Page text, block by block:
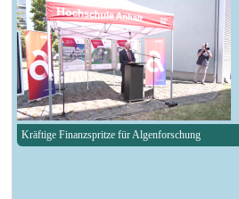
Kräftige Finanzspritze für Algenforschung